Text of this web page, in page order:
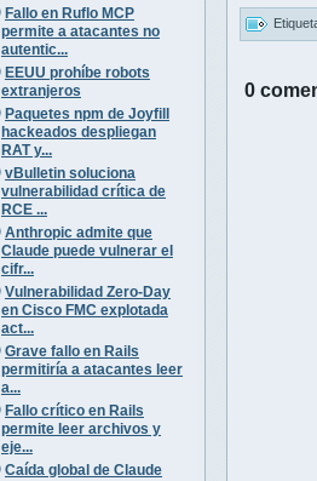
Fallo en Ruflo MCP
permite a atacantes no
autentic...
EEUU prohíbe robots
extranjeros
Paquetes npm de Joyfill
hackeados despliegan
RAT y...
vBulletin soluciona
vulnerabilidad crítica de
RCE ...
Anthropic admite que
Claude puede vulnerar el
cifr...
Vulnerabilidad Zero-Day
en Cisco FMC explotada
act...
Grave fallo en Rails
permitiría a atacantes leer
a...
Fallo crítico en Rails
permite leer archivos y
eje...
Caída global de Claude
0